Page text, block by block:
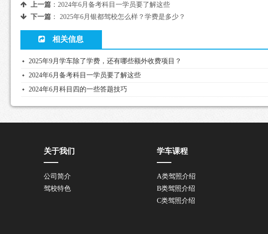
上一篇： 2024年6月备考科目一学员要了解这些
下一篇： 2025年6月银都驾校怎么样？学费是多少？
相关信息
2025年9月学车除了学费，还有哪些额外收费项目？
2024年6月备考科目一学员要了解这些
2024年6月科目四的一些答题技巧
关于我们
公司简介
驾校特色
学车课程
A类驾照介绍
B类驾照介绍
C类驾照介绍